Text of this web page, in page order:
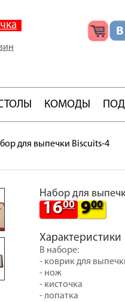
КОМОДЫ
для выпечки Biscuits-4
Набор для
1600 900
Характеристики
В наборе:
- коврик для
- нож
- кисточка
- лопатка